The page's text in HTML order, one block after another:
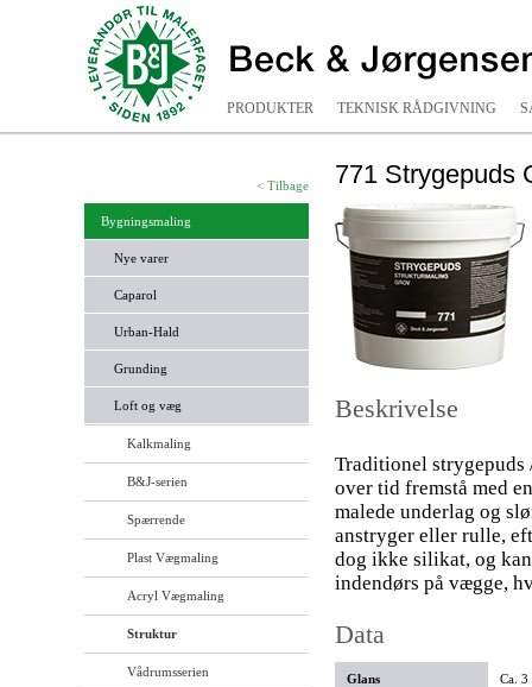
PRODUKTER TEKNISK RÅDGIVNING
771 Strygepuds
< Tilbage
Bygningsmaling
Nye varer
Caparol
Urban-Hald
Grunding
Loft og væg
Kalkmaling
B&J-serien
Spærrende
Plast Vægmaling
Acryl Vægmaling
Struktur
Vådrumsserien
Beskrivelse
Traditionel
over tid fremstå med
malede underlag og
anstryger eller rulle,
dog ikke silikat, og
indendørs på vægge,
Data
Glans Ca. 3